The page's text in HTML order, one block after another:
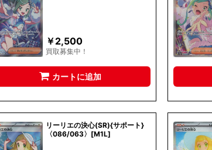
￥2,500
買取募集中！
カートに追加
リーリエの決心(SR){サポート}
〈086/063〉[M1L]